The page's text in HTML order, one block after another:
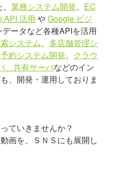
業務システム開発、 EC
API 活用 やGoogle ビジ
データなど各種APIを活用
システム、 多店舗管理シ
予約システム開発、 クラウ
、共有サーバなどのイン
、開発・運用しておりま
ていきませんか？
画を、ＳＮＳにも展開し